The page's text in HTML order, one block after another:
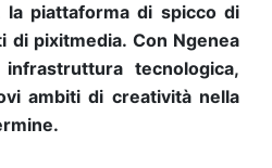
la piattaforma di spicco di
di pixitmedia. Con Ngenea
tecnologica,
ambiti di creatività nella